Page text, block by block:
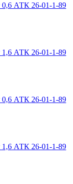
АТК 26-01-1-89
АТК 26-01-1-89
АТК 26-01-1-89
АТК 26-01-1-89